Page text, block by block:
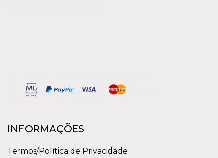
INFORMAÇÕES
Termos/Política de Privacidade